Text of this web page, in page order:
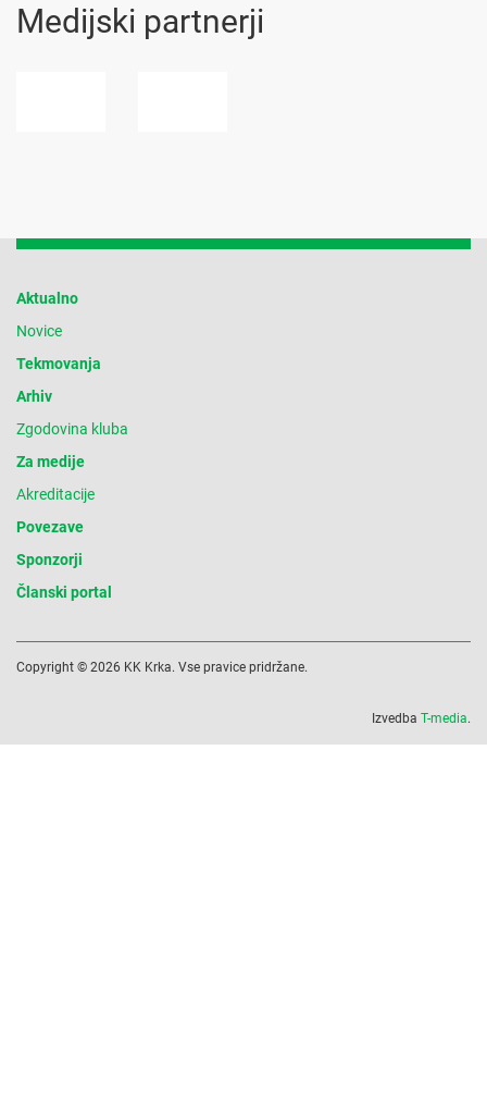
Medijski partnerji
Aktualno
Novice
Tekmovanja
Arhiv
Zgodovina kluba
Za medije
Akreditacije
Povezave
Sponzorji
Članski portal
Copyright © 2026 KK Krka. Vse pravice pridržane.
Izvedba T-media.